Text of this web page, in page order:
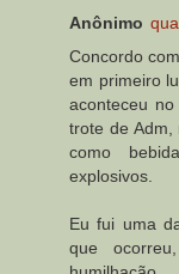
Anônimo
Concordo
em primeiro
aconteceu
trote de Adm,
como
explosivos.
Eu fui uma
que